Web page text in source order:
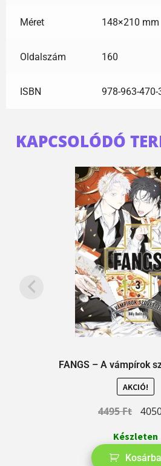
Méret 148×210 mm
Oldalszám 160
ISBN 978-963-470-
KAPCSOLÓDÓ
FANGS – A vámpírok
AKCIÓ!
4495Ft
Készleten
Kosárba